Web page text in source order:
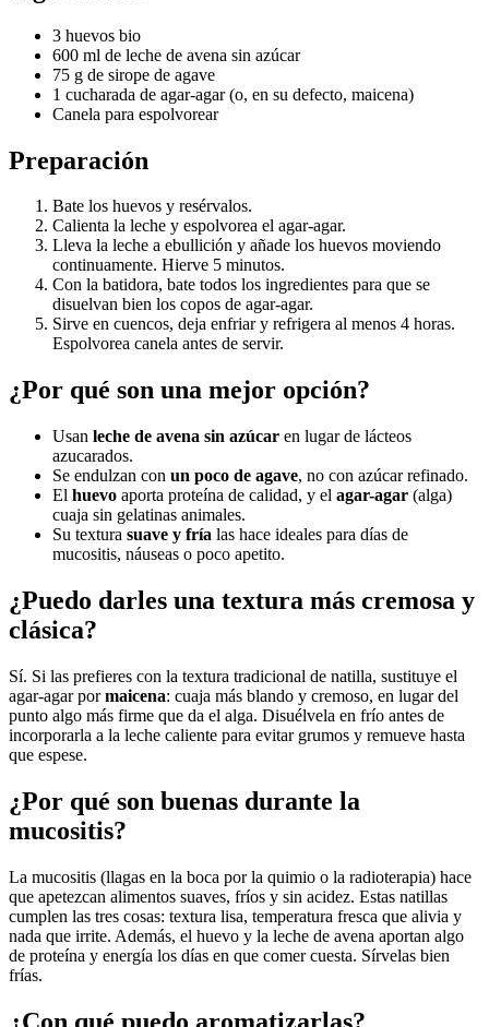
3 huevos bio
600 ml de leche de avena sin azúcar
75 g de sirope de agave
1 cucharada de agar-agar (o, en su defecto, maicena)
Canela para espolvorear
Preparación
Bate los huevos y resérvalos.
Calienta la leche y espolvorea el agar-agar.
Lleva la leche a ebullición y añade los huevos moviendo
continuamente. Hierve 5 minutos.
Con la batidora, bate todos los ingredientes para que se
disuelvan bien los copos de agar-agar.
Sirve en cuencos, deja enfriar y refrigera al menos 4 horas.
Espolvorea canela antes de servir.
¿Por qué son una mejor opción?
Usan leche de avena sin azúcar en lugar de lácteos
azucarados.
Se endulzan con un poco de agave, no con azúcar refinado.
El huevo aporta proteína de calidad, y el agar-agar (alga)
cuaja sin gelatinas animales.
Su textura suave y fría las hace ideales para días de
mucositis, náuseas o poco apetito.
¿Puedo darles una textura más cremosa y
clásica?
Sí. Si las prefieres con la textura tradicional de natilla, sustituye el
agar-agar pormaicena: cuaja más blando y cremoso, en lugar del
punto algo más firme que da el alga. Disuélvela en frío antes de
incorporarla a la leche caliente para evitar grumos y remueve hasta
que espese.
¿Por qué son buenas durante la
mucositis?
La mucositis (llagas en la boca por la quimio o la radioterapia) hace
que apetezcan alimentos suaves, fríos y sin acidez. Estas natillas
cumplen las tres cosas: textura lisa, temperatura fresca que alivia y
nada que irrite. Además, el huevo y la leche de avena aportan algo
de proteína y energía los días en que comer cuesta. Sírvelas bien
frías.
¿Con qué puedo aromatizarlas?